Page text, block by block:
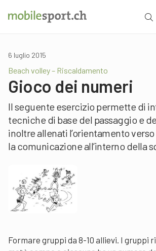
6 luglio 2015
Beach volley – Riscaldamento
Gioco dei numeri
Il seguente esercizio permette di
tecniche di base del passaggio e
inoltre allenati l’orientamento
la comunicazione all’interno della
Formare gruppi da 8-10 allievi. I gruppi